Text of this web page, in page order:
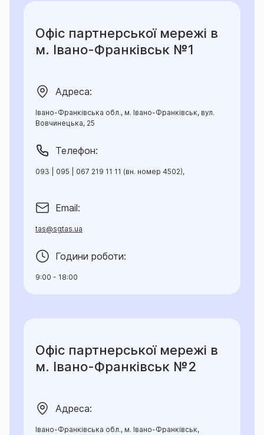
Офіс партнерської мережі в
м. Івано-Франківськ №1
Адреса:
Івано-Франківська обл., м. Івано-Франківськ, вул.
Вовчинецька, 25
Телефон:
093 | 095 | 067 219 11 11 (вн. номер 4502),
Email:
tas@sgtas.ua
Години роботи:
9:00 - 18:00
Офіс партнерської мережі в
м. Івано-Франківськ №2
Адреса:
Івано-Франківська обл., м. Івано-Франківськ,